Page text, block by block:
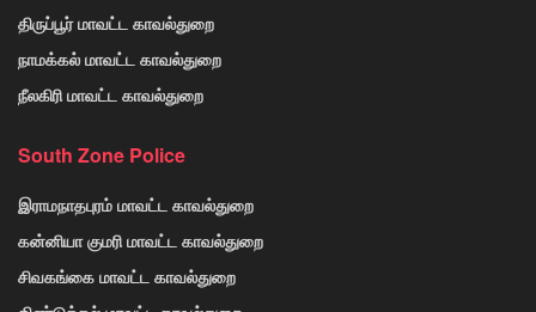
திருப்பூர் மாவட்ட காவல்துறை
நாமக்கல் மாவட்ட காவல்துறை
நீலகிரி மாவட்ட காவல்துறை
South Zone Police
இராமநாதபுரம் மாவட்ட காவல்துறை
கன்னியா குமரி மாவட்ட காவல்துறை
சிவகங்கை மாவட்ட காவல்துறை